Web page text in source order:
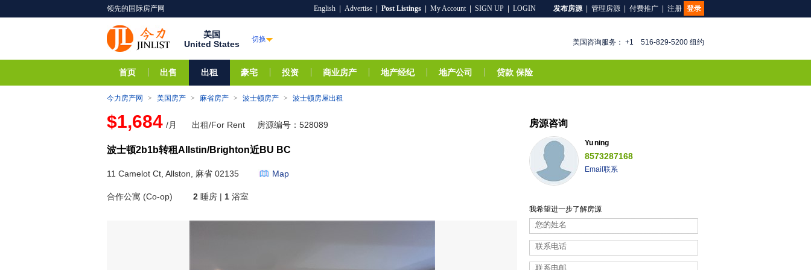
领先的国际房产网 English Advertise Post Listings My Account SIGN UP LOGIN 发布房源 管理房源 付费推广 注册 登录
美国
United States
切换 美国咨询服务： +1 516-829-5200 纽约
首页 出售 出租 豪宅 投资 商业房产 地产经纪 地产公司 贷款 保险
今力房产网 > 美国房产 > 麻省房产 > 波士顿房产 > 波士顿房屋出租
$1,684 /月 出租/For Rent 房源编号：528089
波士顿2b1b转租Allstin/Brighton近BU BC
11 Camelot Ct, Allston, 麻省 02135 Map
合作公寓 (Co-op) 2 睡房 | 1 浴室
房源咨询
Yu ning
8573287168
Email联系
我希望进一步了解房源